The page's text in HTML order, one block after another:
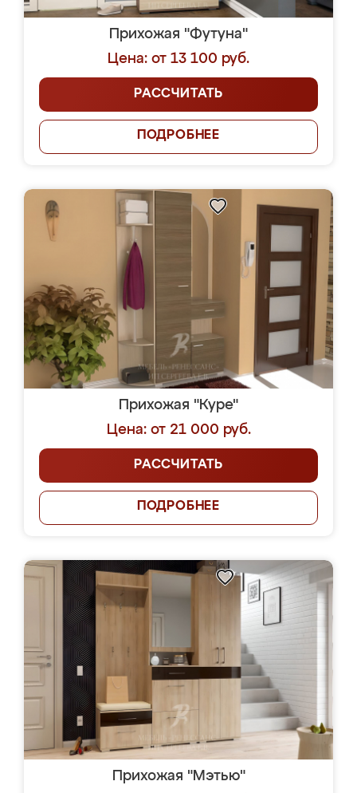
Прихожая "Футуна"
Цена: от 13 100 руб.
РАССЧИТАТЬ
ПОДРОБНЕЕ
Прихожая "Куре"
Цена: от 21 000 руб.
РАССЧИТАТЬ
ПОДРОБНЕЕ
Прихожая "Мэтью"